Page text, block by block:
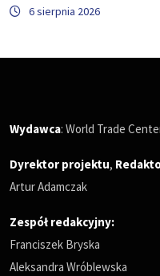
6 sierpnia 2026
Wydawca: World Trade
Dyrektor projektu,
Artur Adamczak
Zespół redakcyjny:
Franciszek Bryska
Aleksandra Wróblewska